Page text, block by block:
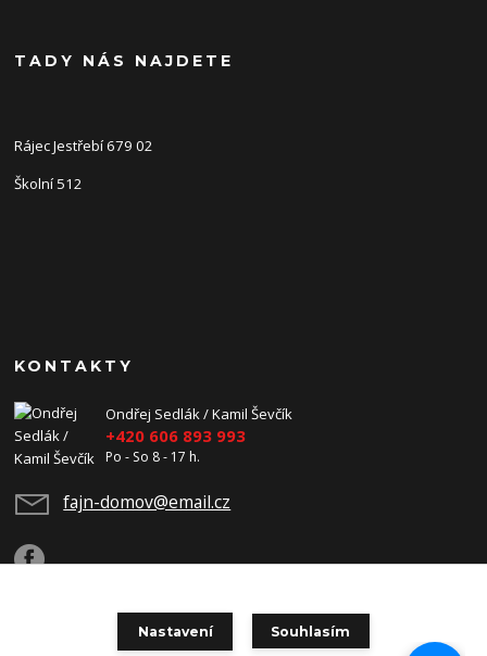
TADY NÁS NAJDETE
Rájec Jestřebí 679 02
Školní 512
KONTAKTY
Ondřej Sedlák / Kamil Ševčík
+420 606 893 993
Po - So 8 - 17 h.
fajn-domov@email.cz
Nastavení Souhlasím